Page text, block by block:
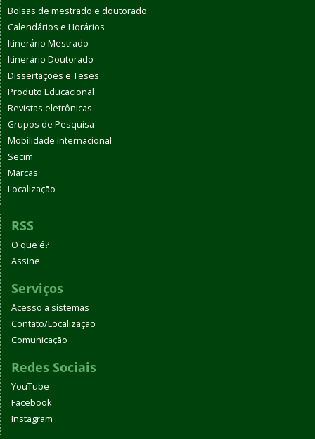
Bolsas de mestrado e doutorado
Calendários e Horários
Itinerário Mestrado
Itinerário Doutorado
Dissertações e Teses
Produto Educacional
Revistas eletrônicas
Grupos de Pesquisa
Mobilidade internacional
Secim
Marcas
Localização
RSS
O que é?
Assine
Serviços
Acesso a sistemas
Contato/Localização
Comunicação
Redes Sociais
YouTube
Facebook
Instagram